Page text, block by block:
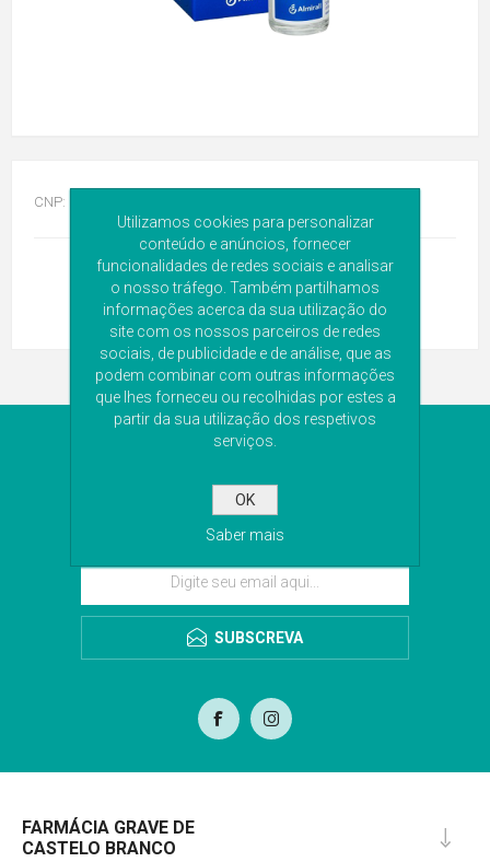
CNP:
NEWSLETTER
Subscreva a nossa newsletter para receber as
últimas novidades. Iremos guardar o seu email
para o envio da newsletter.
SUBSCREVA
FARMÁCIA GRAVE DE
CASTELO BRANCO
Utilizamos cookies para personalizar
conteúdo e anúncios, fornecer
funcionalidades de redes sociais e analisar
o nosso tráfego. Também partilhamos
informações acerca da sua utilização do
site com os nossos parceiros de redes
sociais, de publicidade e de análise, que as
podem combinar com outras informações
que lhes forneceu ou recolhidas por estes a
partir da sua utilização dos respetivos
serviços.
OK
Saber mais